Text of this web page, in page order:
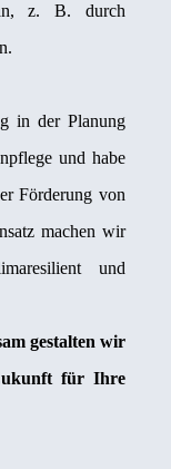
z. B. durch
in der Planung
und habe
Förderung von
machen wir
und
gestalten wir
für Ihre